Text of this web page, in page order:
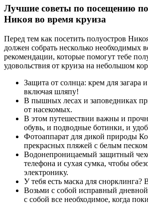
Лучшие советы по посещению
Никоя во время круиза
Перед тем как посетить полуостров
должен собрать несколько необходимых
рекомендации, которые помогут тебе
удовольствия от круиза на небольшом
Защита от солнца: крем для загара
включая шляпу!
В пышных лесах и заповедниках
от насекомых.
В этом путешествии важны и
обувь, и подводные ботинки, и
Фотоаппарат для дикой природы
прекрасных пляжей с белым
Водонепроницаемый защитный
телефона и сухая сумка, чтобы
электронику.
У тебя есть маска для снорклинга?
Возьми с собой исправный
с собой все необходимое, когда